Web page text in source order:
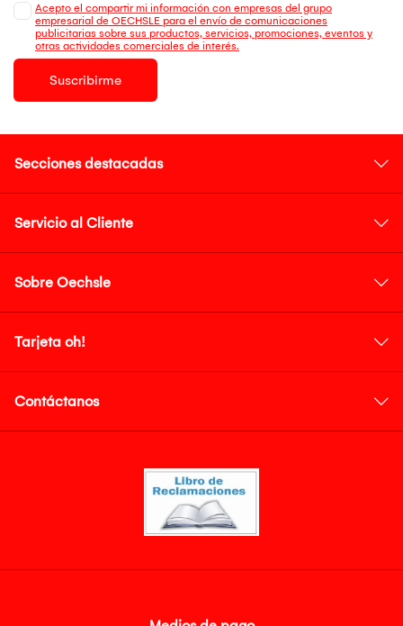
Acepto el compartir mi información con empresas del grupo
empresarial de OECHSLE para el envío de comunicaciones
publicitarias sobre sus productos, servicios, promociones, eventos y
otras actividades comerciales de interés.
Suscribirme
Secciones destacadas
Servicio al Cliente
Sobre Oechsle
Tarjeta oh!
Contáctanos